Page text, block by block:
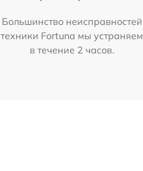
Большинство неисправностей
техники Fortuna мы устраняем
в течение 2 часов.